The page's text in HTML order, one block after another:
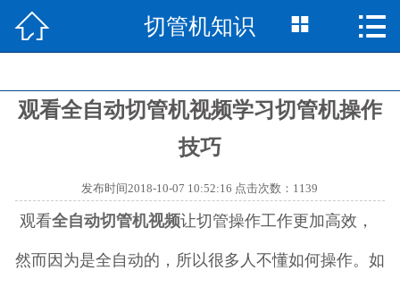
网站首页
切管机知识
视频中心
成功案例 
 切管机知识  
观看全自动切管机视频学习切管机操作
技巧
发布时间2018-10-07 10:52:16 点击次数：1139
观看全自动切管机视频让切管操作工作更加高效，
然而因为是全自动的，所以很多人不懂如何操作。如